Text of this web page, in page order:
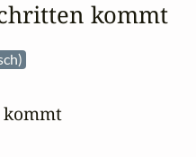
kommt
kommt